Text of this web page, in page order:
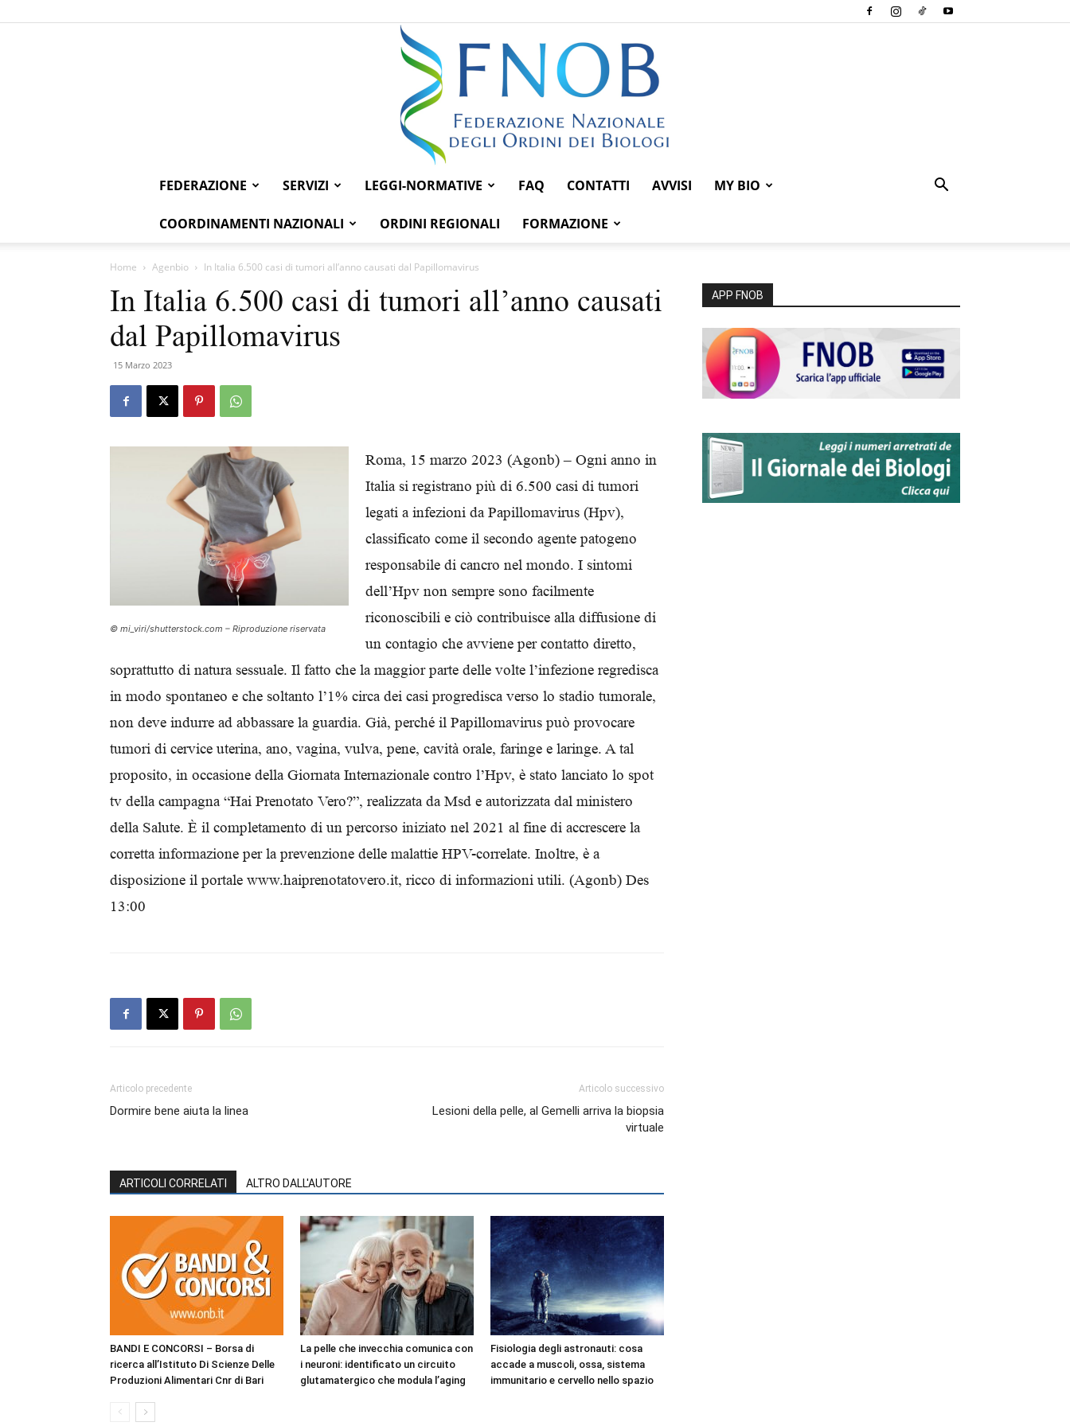
Federazione
Biologi
FEDERAZIONE SERVIZI LEGGI-NORMATIVE FAQ CONTATTI AVVISI MY BIO
COORDINAMENTI NAZIONALI ORDINI REGIONALI FORMAZIONE
Home Agenbio In Italia 6.500 casi di tumori all’anno causati dal Papillomavirus
In Italia 6.500 casi di tumori all’anno causati
dal Papillomavirus
15 Marzo 2023
© mi_viri/shutterstock.com – Riproduzione riservata
Roma, 15 marzo 2023 (Agonb) – Ogni anno in
Italia si registrano più di 6.500 casi di tumori
legati a infezioni da Papillomavirus (Hpv),
classificato come il secondo agente patogeno
responsabile di cancro nel mondo. I sintomi
dell’Hpv non sempre sono facilmente
riconoscibili e ciò contribuisce alla diffusione di
un contagio che avviene per contatto diretto,
soprattutto di natura sessuale. Il fatto che la maggior parte delle volte l’infezione regredisca
in modo spontaneo e che soltanto l’1% circa dei casi progredisca verso lo stadio tumorale,
non deve indurre ad abbassare la guardia. Già, perché il Papillomavirus può provocare
tumori di cervice uterina, ano, vagina, vulva, pene, cavità orale, faringe e laringe. A tal
proposito, in occasione della Giornata Internazionale contro l’Hpv, è stato lanciato lo spot
tv della campagna “Hai Prenotato Vero?”, realizzata da Msd e autorizzata dal ministero
della Salute. È il completamento di un percorso iniziato nel 2021 al fine di accrescere la
corretta informazione per la prevenzione delle malattie HPV-correlate. Inoltre, è a
disposizione il portale www.haiprenotatovero.it, ricco di informazioni utili. (Agonb) Des
13:00
Articolo precedente
Dormire bene aiuta la linea
Articolo successivo
Lesioni della pelle, al Gemelli arriva la biopsia
virtuale
ARTICOLI CORRELATI ALTRO DALL'AUTORE
BANDI E CONCORSI – Borsa di
ricerca all’Istituto Di Scienze Delle
Produzioni Alimentari Cnr di Bari
La pelle che invecchia comunica con
i neuroni: identificato un circuito
glutamatergico che modula l’aging
Fisiologia degli astronauti: cosa
accade a muscoli, ossa, sistema
immunitario e cervello nello spazio
APP FNOB